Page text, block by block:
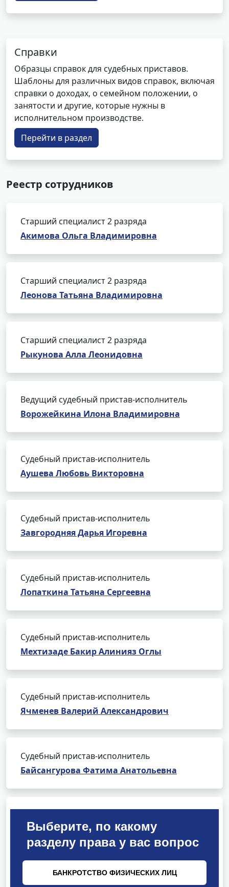
Справки
Образцы справок для судебных приставов.
Шаблоны для различных видов справок, включая
справки о доходах, о семейном положении, о
занятости и другие, которые нужны в
исполнительном производстве.
Перейти в раздел
Реестр сотрудников
Старший специалист 2 разряда
Акимова Ольга Владимировна
Старший специалист 2 разряда
Леонова Татьяна Владимировна
Старший специалист 2 разряда
Рыкунова Алла Леонидовна
Ведущий судебный пристав-исполнитель
Ворожейкина Илона Владимировна
Судебный пристав-исполнитель
Аушева Любовь Викторовна
Судебный пристав-исполнитель
Завгородняя Дарья Игоревна
Судебный пристав-исполнитель
Лопаткина Татьяна Сергеевна
Судебный пристав-исполнитель
Мехтизаде Бакир Алинияз Оглы
Судебный пристав-исполнитель
Ячменев Валерий Александрович
Судебный пристав-исполнитель
Байсангурова Фатима Анатольевна